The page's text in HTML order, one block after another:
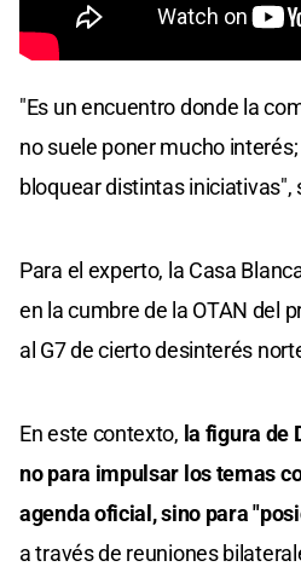
"Es un encuentro donde la
no suele poner mucho
bloquear distintas iniciativas",
Para el experto, la Casa
en la cumbre de la OTAN del
al G7 de cierto desinterés
En este contexto, la figura de
no para impulsar los temas
agenda oficial, sino para
a través de reuniones